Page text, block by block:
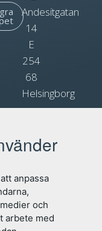
anpassa
och
arbete med
Andesitgatan
14
E
254
68
Helsingborg
0897